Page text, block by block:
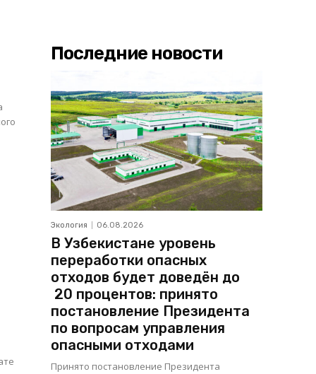
Последние новости
Экология 06.08.2026
В Узбекистане уровень
переработки опасных
отходов будет доведён до
20 процентов: принято
постановление Президента
по вопросам управления
опасными отходами
Принято постановление Президента